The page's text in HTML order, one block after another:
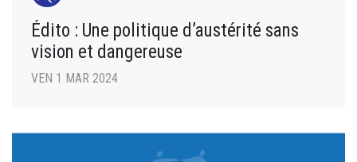
Édito : Une politique d’austérité sans
vision et dangereuse
VEN 1 MAR 2024